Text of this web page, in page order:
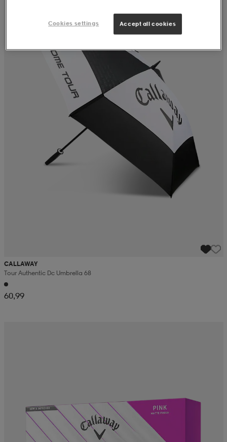
CALLAWAY
Tour Authentic Dc Umbrella 68
60,99
Cookies settings Accept all cookies